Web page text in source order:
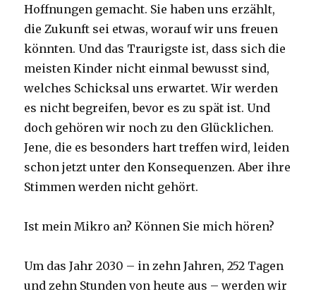
Hoffnungen gemacht. Sie haben uns erzählt,
die Zukunft sei etwas, worauf wir uns freuen
könnten. Und das Traurigste ist, dass sich die
meisten Kinder nicht einmal bewusst sind,
welches Schicksal uns erwartet. Wir werden
es nicht begreifen, bevor es zu spät ist. Und
doch gehören wir noch zu den Glücklichen.
Jene, die es besonders hart treffen wird, leiden
schon jetzt unter den Konsequenzen. Aber ihre
Stimmen werden nicht gehört.
Ist mein Mikro an? Können Sie mich hören?
Um das Jahr 2030 – in zehn Jahren, 252 Tagen
und zehn Stunden von heute aus – werden wir